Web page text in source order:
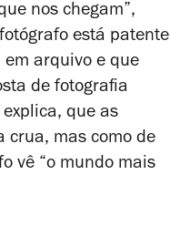
nos chegam”,
está patente
arquivo e que
de fotografia
que as
crua, mas como de
vê “o mundo mais